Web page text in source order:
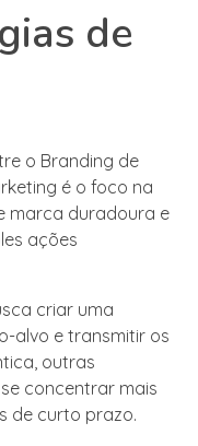
de
o Branding de
é o foco na
marca duradoura e
ações
criar uma
alvo e transmitir os
outras
concentrar mais
de curto prazo.